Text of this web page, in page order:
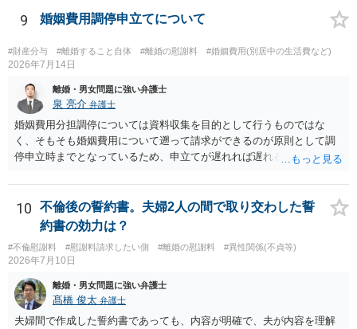
9 婚姻費用調停申立てについて
#財産分与 #離婚すること自体 #離婚の慰謝料 #婚姻費用(別居中の生活費など)
2026年7月14日
離婚・男女問題に強い弁護士
泉 亮介 弁護士
婚姻費用分担調停については資料収集を目的として行うものではな
く、そもそも婚姻費用について遡って請求ができるのが原則として調
停申立時までとなっているため、申立てが遅れれば遅れるほど、遡れ
婚姻費用については調停で話がまとまらなかった場合に審判で裁判所
の判断が出るため、終局的な解決が見込めます。 弁護士に一度相談さ
れた方が良いでしょう。
10
不倫後の誓約書。夫婦2人の間で取り交わした誓
約書の効力は？
#不倫慰謝料 #慰謝料請求したい側 #離婚の慰謝料 #異性関係(不貞等)
2026年7月10日
離婚・男女問題に強い弁護士
髙橋 俊太 弁護士
夫婦間で作成した誓約書であっても、内容が明確で、夫が内容を理解